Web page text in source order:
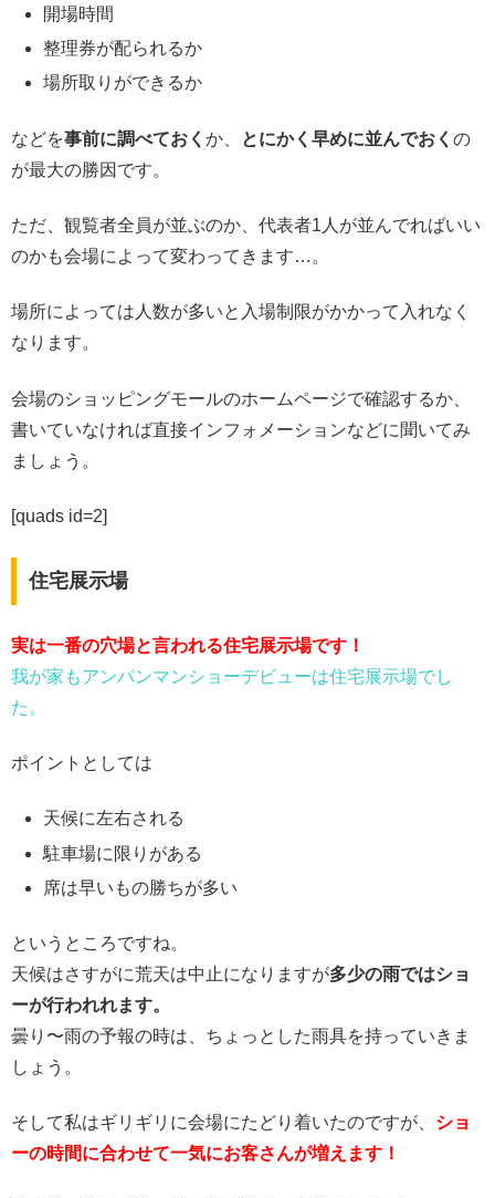
開場時間
整理券が配られるか
場所取りができるか
などを事前に調べておく か、 とにかく早めに並んでおく の
が最大の勝因です。
ただ、観覧者全員が並ぶのか、代表者1人が並んでればいい
のかも会場によって変わってきます…。
場所によっては人数が多いと入場制限がかかって入れなく
なります。
会場のショッピングモールのホームページで確認するか、
書いていなければ直接インフォメーションなどに聞いてみ
ましょう。
[quads id=2]
住宅展示場
実は一番の穴場と言われる住宅展示場です！
我が家もアンパンマンショーデビューは住宅展示場でし
た。
ポイントとしては
天候に左右される
駐車場に限りがある
席は早いもの勝ちが多い
というところですね。
天候はさすがに荒天は中止になりますが多少の雨ではショ
ーが行われれます。
曇り〜雨の予報の時は、ちょっとした雨具を持っていきま
しょう。
そして私はギリギリに会場にたどり着いたのですが、 ショ
ーの時間に合わせて一気にお客さんが増えます！